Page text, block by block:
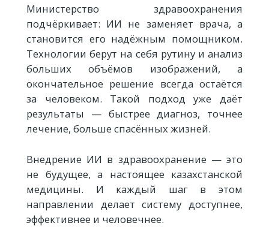
Министерство здравоохранения
подчёркивает: ИИ не заменяет врача, а
становится его надёжным помощником.
Технологии берут на себя рутину и анализ
больших объёмов изображений, а
окончательное решение всегда остаётся
за человеком. Такой подход уже даёт
результаты — быстрее диагноз, точнее
лечение, больше спасённых жизней.
Внедрение ИИ в здравоохранение — это
не будущее, а настоящее казахстанской
медицины. И каждый шаг в этом
направлении делает систему доступнее,
эффективнее и человечнее.